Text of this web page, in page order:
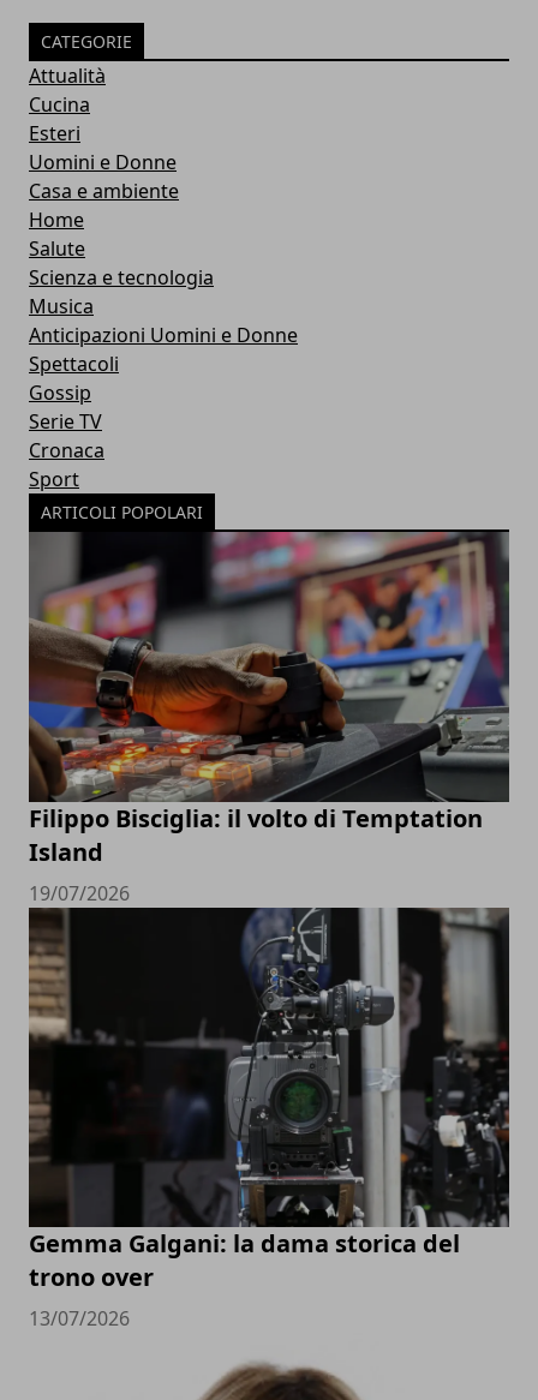
CATEGORIE
Attualità
Cucina
Esteri
Uomini e Donne
Casa e ambiente
Home
Salute
Scienza e tecnologia
Musica
Anticipazioni Uomini e Donne
Spettacoli
Gossip
Serie TV
Cronaca
Sport
ARTICOLI POPOLARI
Filippo Bisciglia: il volto di Temptation
Island
19/07/2026
Gemma Galgani: la dama storica del
trono over
13/07/2026